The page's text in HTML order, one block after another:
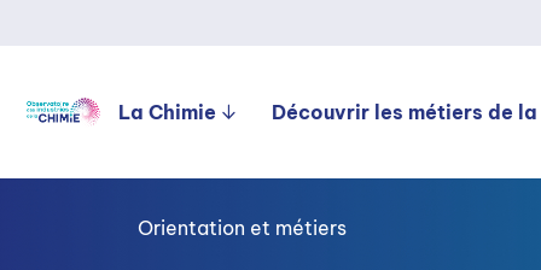
La Chimie Découvrir les métiers de la
Orientation et métiers